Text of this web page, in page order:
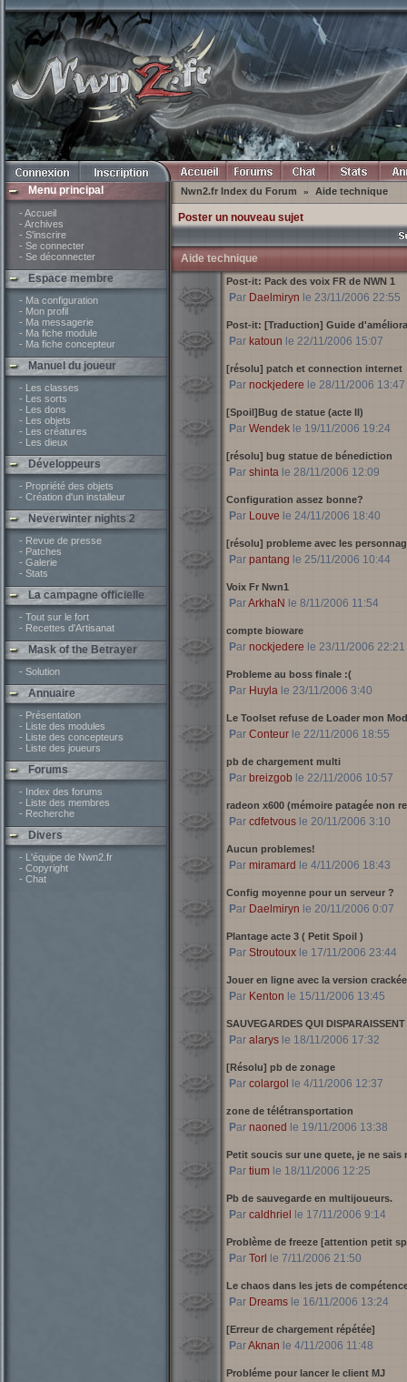
Menu principal
- Accueil
- Archives
- S'inscrire
- Se connecter
- Se déconnecter
Espace membre
- Ma configuration
- Mon profil
- Ma messagerie
- Ma fiche module
- Ma fiche concepteur
Manuel du joueur
- Les classes
- Les sorts
- Les dons
- Les objets
- Les créatures
- Les dieux
Développeurs
- Propriété des objets
- Création d'un installeur
Neverwinter nights 2
- Revue de presse
- Patches
- Galerie
- Stats
La campagne officielle
- Tout sur le fort
- Recettes d'Artisanat
Mask of the Betrayer
- Solution
Annuaire
- Présentation
- Liste des modules
- Liste des concepteurs
- Liste des joueurs
Forums
- Index des forums
- Liste des membres
- Recherche
Divers
- L'équipe de Nwn2.fr
- Copyright
- Chat
Nwn2.fr Index du Forum » Aide technique
Poster un nouveau sujet
Aide technique
Post-it: Pack des voix FR de NWN 1
Par Daelmiryn le 23/11/2006 22:55
Post-it: [Traduction] Guide
Par katoun le 22/11/2006 15:07
[résolu] patch et connection internet
Par nockjedere le 28/11/2006 13:47
[Spoil]Bug de statue (acte II)
Par Wendekle 19/11/2006 19:24
[résolu] bug statue de bénediction
Par shintale 28/11/2006 12:09
Configuration assez bonne?
Par Louve le 24/11/2006 18:40
[résolu] probleme avec les
Par pantang le 25/11/2006 10:44
Voix Fr Nwn1
ParArkhaN le 8/11/2006 11:54
compte bioware
Par nockjedere le 23/11/2006 22:21
Probleme au boss finale :(
Par Huylale 23/11/2006 3:40
Le Toolset refuse de Loader mon
Par Conteurle 22/11/2006 18:55
pb de chargement multi
Par breizgob le 22/11/2006 10:57
radeon x600 (mémoire patagée non
Par cdfetvousle 20/11/2006 3:10
Aucun problemes!
Par miramard le 4/11/2006 18:43
Config moyenne pour un serveur ?
Par Daelmiryn le 20/11/2006 0:07
Plantage acte 3 ( Petit Spoil )
Par Stroutouxle 17/11/2006 23:44
Jouer en ligne avec la version
Par Kenton le 15/11/2006 13:45
SAUVEGARDES QUI
Par alarysle 18/11/2006 17:32
[Résolu] pb de zonage
Par colargol le 4/11/2006 12:37
zone de télétransportation
Par naoned le 19/11/2006 13:38
Petit soucis sur une quete, je ne sais
Par tiumle 18/11/2006 12:25
Pb de sauvegarde en multijoueurs.
Par caldhriel le 17/11/2006 9:14
Problème de freeze [attention petit
Par Torl le 7/11/2006 21:50
Le chaos dans les jets de
Par Dreamsle 16/11/2006 13:24
[Erreur de chargement répétée]
ParAknan le 4/11/2006 11:48
Probléme pour lancer le client MJ